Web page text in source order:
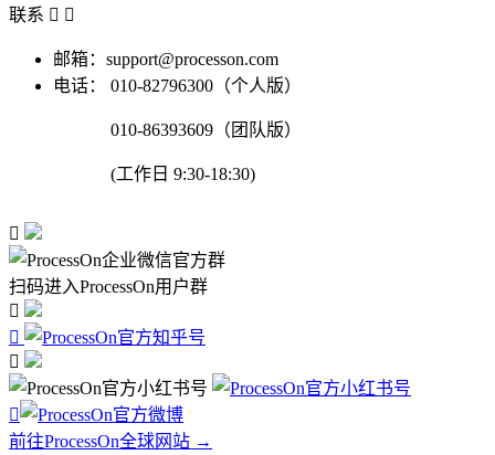
联系  
邮箱：support@processon.com
电话：
010-82796300（个人版）
010-86393609（团队版）
(工作日 9:30-18:30)

扫码进入ProcessOn用户群




前往ProcessOn全球网站 →